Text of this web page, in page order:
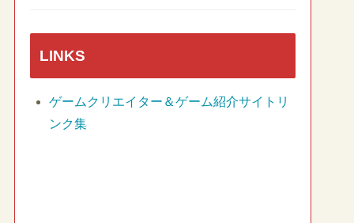
LINKS
ゲームクリエイター＆ゲーム紹介サイトリ
ンク集